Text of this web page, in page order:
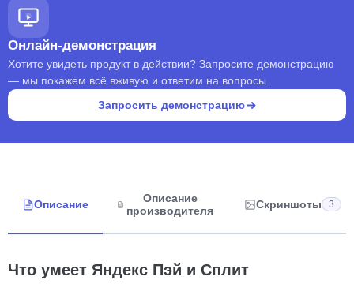
Онлайн-демонстрация
Хотите увидеть продукт в действии? Запросите демонстрацию
— мы покажем всё вживую и ответим на вопросы.
Запросить демонстрацию
Описание
Описание
производителя
Скриншоты 3
Что умеет Яндекс Пэй и Сплит